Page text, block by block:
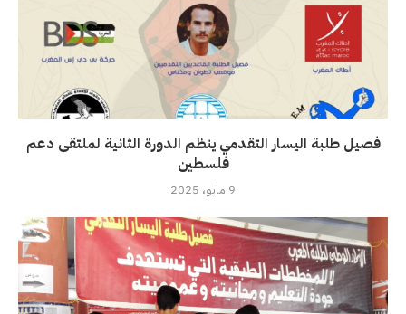
فصيل طلبة اليسار التقدمي ينظم الدورة الثانية لملتقى دعم
فلسطين
9 مايو، 2025